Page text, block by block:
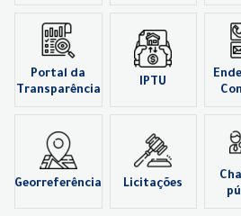
Portal da
Transparência
IPTU
Georreferência Licitações